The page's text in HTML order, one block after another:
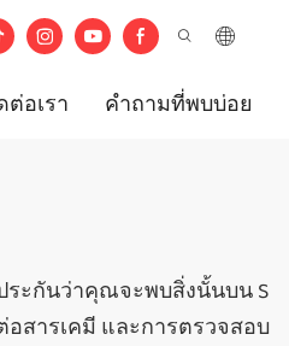
ต่อเรา คำถามที่พบบ่อย
ะกันว่าคุณจะพบสิ่งนั้นบน S
สารเคมี และการตรวจสอบ